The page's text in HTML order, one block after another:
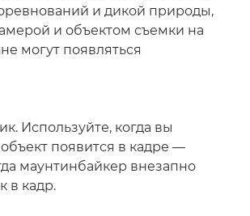
и дикой природы,
и объектом съемки на
могут появляться
Используйте, когда вы
появится в кадре —
маунтинбайкер внезапно
в кадр.